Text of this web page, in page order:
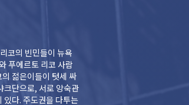
코의 빈민들이 뉴욕
푸에르토 리코 사람
젊은이들이 텃세 싸
크단으로, 서로 앙숙관